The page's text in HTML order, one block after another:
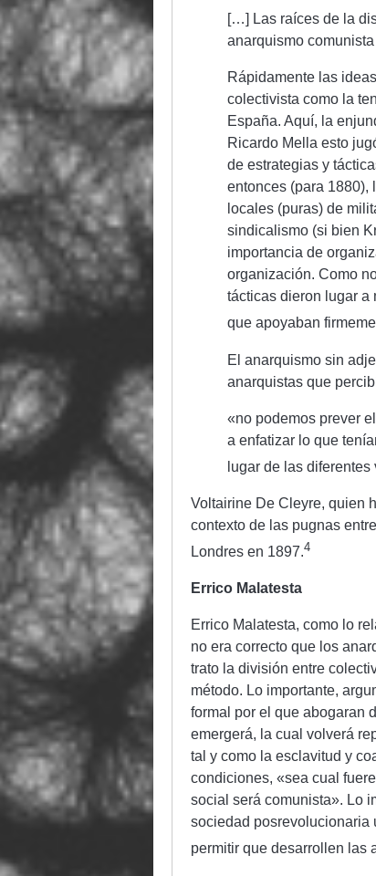
[…] Las raíces de la
anarquismo
Rápidamente las
colectivista como la
España. Aquí, la
Ricardo Mella esto
de estrategias y
entonces (para 1880),
locales (puras) de
sindicalismo (si bien
importancia de
organización. Como
tácticas dieron lugar a
que apoyaban
El anarquismo sin
anarquistas que
«no podemos prever
a enfatizar lo que
lugar de las
Voltairine De Cleyre, quien
contexto de las pugnas
Londres en 1897.4
Errico Malatesta
Errico Malatesta, como lo
no era correcto que los
trato la división entre
método. Lo importante,
formal por el que abogaran
emergerá, la cual volverá
tal y como la esclavitud y
condiciones, «sea cual
social será comunista». Lo
sociedad
permitir que desarrollen las